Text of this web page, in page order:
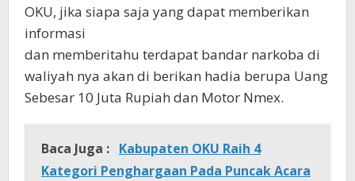
OKU, jika siapa saja yang dapat memberikan
informasi
dan memberitahu terdapat bandar narkoba di
waliyah nya akan di berikan hadia berupa Uang
Sebesar 10 Juta Rupiah dan Motor Nmex.
Baca Juga : Kabupaten OKU Raih 4
Kategori Penghargaan Pada Puncak Acara